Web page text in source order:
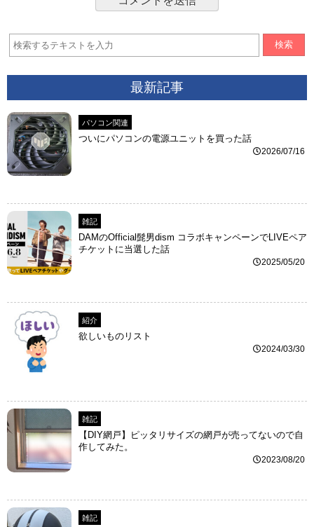
検索
最新記事
パソコン関連
ついにパソコンの電源ユニットを買った話
2026/07/16
雑記
DAMのOfficial髭男dism コラボキャンペーンでLIVEペア
チケットに当選した話
2025/05/20
紹介
欲しいものリスト
2024/03/30
雑記
【DIY網戸】ピッタリサイズの網戸が売ってないので自
作してみた。
2023/08/20
雑記